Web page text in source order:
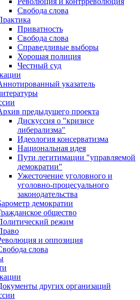
Свобода слова
Приватность
Свобода слова
Справедливые выборы
Хорошая полиция
Честный суд
указатель
предыдущего проекта
Дискуссия о "кризисе
либерализма"
Идеология консерватизма
Национальная идея
Пути легитимации "управляемой
демократии"
Ужесточение уголовного и
уголовно-процесуального
законодательства
демократии
общество
режим
и оппозиция
слова
других организаций